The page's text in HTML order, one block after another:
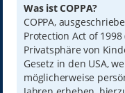
Was ist COPPA?
COPPA,
Protection Act of
Privatsphäre von
Gesetz in den USA,
möglicherweise